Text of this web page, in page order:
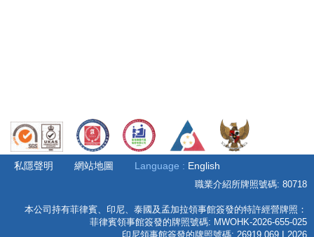
私隱聲明 網站地圖 Language : English
職業介紹所牌照號碼: 80718
本公司持有菲律賓、印尼、泰國及孟加拉領事館簽發的特許經營牌照：
菲律賓領事館簽發的牌照號碼: MWOHK-2026-655-025
印尼領事館簽發的牌照號碼: 26919.069.I.2026